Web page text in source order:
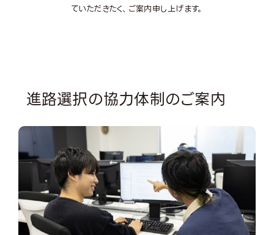
ていただきたく、ご案内申し上げます。
進路選択の協力体制のご案内